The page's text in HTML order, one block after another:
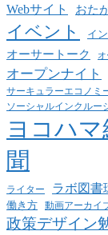
Webサイト おた
イベント イ
オーサートーク
オープンナイト
サーキュラーエコノミ
ソーシャルインクルー
ヨコハ
聞
ライター ラボ図書
働き方 動画アーカイ
政策デザイン